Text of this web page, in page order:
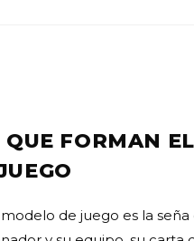
FORMAN EL
de juego es la seña